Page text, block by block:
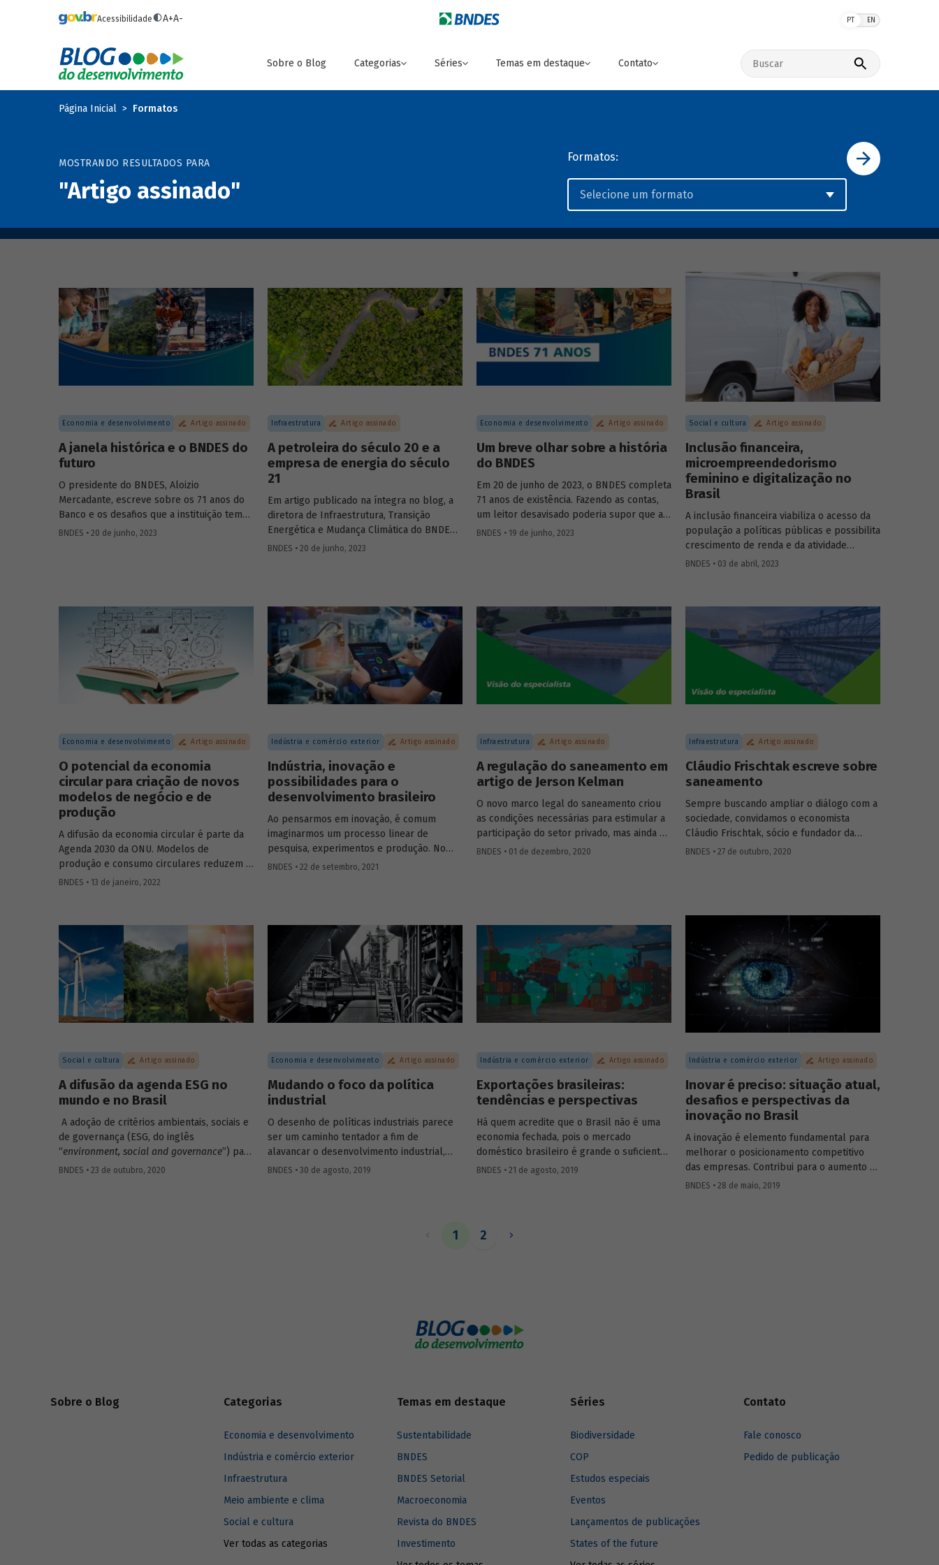
Acessibilidade A+A- PT EN
Sobre o Blog Categorias Séries Temas em destaque Contato
Buscar no site
Página Inicial Formatos
MOSTRANDO RESULTADOS PARA
"Artigo assinado"
Formatos:
Economia e desenvolvimento Artigo assinado
A janela histórica e o BNDES do
futuro
O presidente do BNDES, Aloizio
Mercadante, escreve sobre os 71 anos do
Banco e os desafios que a instituição tem
para os próximos anos, em artigo veiculado
BNDES • 20 de junho, 2023
Infraestrutura Artigo assinado
A petroleira do século 20 e a
empresa de energia do século
21
Em artigo publicado na íntegra no blog, a
diretora de Infraestrutura, Transição
Energética e Mudança Climática do BNDES,
Luciana Costa, discute se faz sentido o
representa no contexto de transição
energética para economia neutra em
carbono.
BNDES • 20 de junho, 2023
Economia e desenvolvimento Artigo assinado
Um breve olhar sobre a história
do BNDES
Em 20 de junho de 2023, o BNDES completa
71 anos de existência. Fazendo as contas,
um leitor desavisado poderia supor que a
criação do BNDE em 1952 (o “S” só viria
máximo da campanha “o petróleo é nosso”.
Essa, porém, é uma visão simplificada da
nossa história. Saiba mais sobre a
pluralidade de ideias presente na história
do BNDES em artigo da economista e
assessora da Presidência do BNDES Lavinia
Barros de Castro.
BNDES • 19 de junho, 2023
Social e cultura Artigo assinado
Inclusão financeira,
microempreendedorismo
feminino e digitalização no
Brasil
A inclusão financeira viabiliza o acesso da
população a políticas públicas e possibilita
crescimento de renda e da atividade
econômica. No entanto, o acesso a serviços
sociedade. Este artigo, assinado por Helena
Tenório, faz um breve diagnóstico desse
tema e aponta possíveis efeitos positivos
decorrentes da digitalização financeira,
com atenção especial à participação das
BNDES • 03 de abril, 2023
Economia e desenvolvimento Artigo assinado
O potencial da economia
circular para criação de novos
modelos de negócio e de
produção
A difusão da economia circular é parte da
Agenda 2030 da ONU. Modelos de
produção e consumo circulares reduzem a
dependência em relação a recursos
produção de resíduos. Confira um resumo
do estudo produzido por analistas do
BNDES, que é parte de publicação sobre
economia circular a ser lançada em
fevereiro.
BNDES • 13 de janeiro, 2022
Indústria e comércio exterior Artigo assinado
Indústria, inovação e
possibilidades para o
desenvolvimento brasileiro
Ao pensarmos em inovação, é comum
imaginarmos um processo linear de
pesquisa, experimentos e produção. No
entanto, o processo de inovação depende
destacando oportunidades, estratégias e
possibilidades de fomento ao tema.
BNDES • 22 de setembro, 2021
Infraestrutura Artigo assinado
A regulação do saneamento em
artigo de Jerson Kelman
O novo marco legal do saneamento criou
as condições necessárias para estimular a
participação do setor privado, mas ainda é
preciso estabelecer normas que garantam
influenciar na expansão dos investimentos
e do acesso da população aos serviços.
BNDES • 01 de dezembro, 2020
Infraestrutura Artigo assinado
Cláudio Frischtak escreve sobre
saneamento
Sempre buscando ampliar o diálogo com a
sociedade, convidamos o economista
Cláudio Frischtak, sócio e fundador da
Inter.B Consultoria e diretor nacional do
publicação é a primeira de uma série de
textos com especialistas convidados, que
busca ampliar a troca de conhecimentos e
promover a discussão sobre os principais
temas relacionados ao desenvolvimento
brasileiro.
BNDES • 27 de outubro, 2020
Social e cultura Artigo assinado
A difusão da agenda ESG no
mundo e no Brasil
A adoção de critérios ambientais, sociais e
de governança (ESG, do inglês
“environment, social and governance”) para
a avaliação de empresas e investimentos
BNDES • 23 de outubro, 2020
Economia e desenvolvimento Artigo assinado
Mudando o foco da política
industrial
O desenho de políticas industriais parece
ser um caminho tentador a fim de
alavancar o desenvolvimento industrial,
mas evidências empíricas mostram que há
um segmento da economia. E, em caso
BNDES • 30 de agosto, 2019
Indústria e comércio exterior Artigo assinado
Exportações brasileiras:
tendências e perspectivas
Há quem acredite que o Brasil não é uma
economia fechada, pois o mercado
doméstico brasileiro é grande o suficiente
para que a participação das exportações e
da América (EUA) no mercado externo, logo
literatura, essa relação é crescente, porém
a taxas decrescentes, o que significa que o
até um ponto em que maiores níveis de
menores patamares de coeficiente de
BNDES • 21 de agosto, 2019
Indústria e comércio exterior Artigo assinado
Inovar é preciso: situação atual,
desafios e perspectivas da
inovação no Brasil
A inovação é elemento fundamental para
melhorar o posicionamento competitivo
das empresas. Contribui para o aumento da
eficiência na produção, geração de novos
BNDES • 28 de maio, 2019
1 2
Sobre o Blog Categorias
Economia e desenvolvimento
Indústria e comércio exterior
Infraestrutura
Meio ambiente e clima
Social e cultura
Ver todas as categorias
Temas em destaque
Sustentabilidade
BNDES
BNDES Setorial
Macroeconomia
Revista do BNDES
Investimento
Séries
Biodiversidade
COP
Estudos especiais
Eventos
Lançamentos de publicações
States of the future
Contato
Fale conosco
Pedido de publicação